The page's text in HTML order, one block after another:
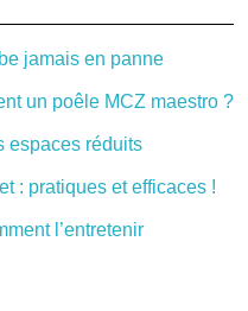
jamais en panne
un poêle MCZ maestro ?
espaces réduits
: pratiques et efficaces !
l’entretenir